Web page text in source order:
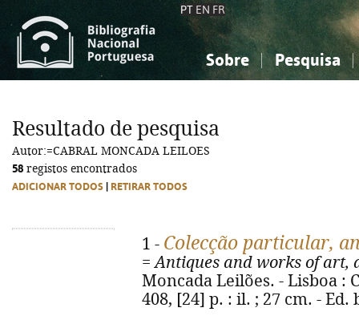
PT EN FR
Sobre Pesquisa
Ciências sociais...
Ciências sociais...
Resultado de pesquisa
Autor:=CABRAL MONCADA LEILOES
58 registos encontrados
ADICIONAR TODOS RETIRAR TODOS
1 - Colecção particular,
=Antiques and works of art,
Moncada Leilões. - Lisboa :
408, [24] p. : il. ; 27 cm. -